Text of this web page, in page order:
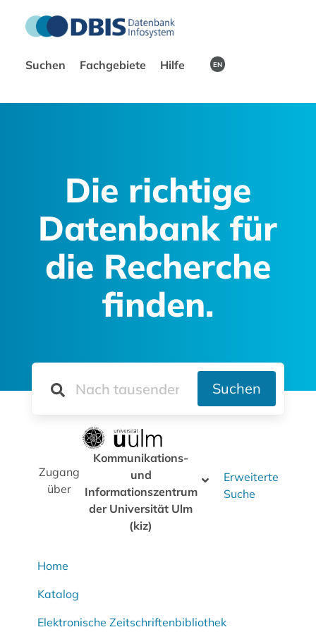
Suchen Fachgebiete Hilfe EN
Die richtige
Datenbank für
die Recherche
finden.
Suchen
Zugang
über
Kommunikations-
und
Informationszentrum
der Universität Ulm
(kiz)
Erweiterte
Suche
Home
Katalog
Elektronische Zeitschriftenbibliothek